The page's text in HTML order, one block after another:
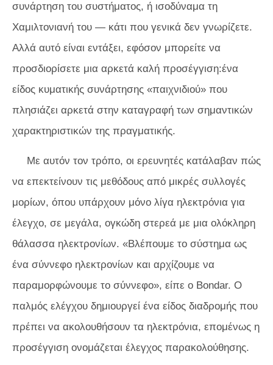
συνάρτηση του συστήματος, ή ισοδύναμα τη
Χαμιλτονιανή του — κάτι που γενικά δεν γνωρίζετε.
Αλλά αυτό είναι εντάξει, εφόσον μπορείτε να
προσδιορίσετε μια αρκετά καλή προσέγγιση:ένα
είδος κυματικής συνάρτησης «παιχνιδιού» που
πλησιάζει αρκετά στην καταγραφή των σημαντικών
χαρακτηριστικών της πραγματικής.
Με αυτόν τον τρόπο, οι ερευνητές κατάλαβαν πώς
να επεκτείνουν τις μεθόδους από μικρές συλλογές
μορίων, όπου υπάρχουν μόνο λίγα ηλεκτρόνια για
έλεγχο, σε μεγάλα, ογκώδη στερεά με μια ολόκληρη
θάλασσα ηλεκτρονίων. «Βλέπουμε το σύστημα ως
ένα σύννεφο ηλεκτρονίων και αρχίζουμε να
παραμορφώνουμε το σύννεφο», είπε ο Bondar. Ο
παλμός ελέγχου δημιουργεί ένα είδος διαδρομής που
πρέπει να ακολουθήσουν τα ηλεκτρόνια, επομένως η
προσέγγιση ονομάζεται έλεγχος παρακολούθησης.